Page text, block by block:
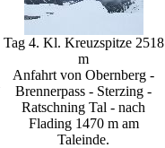
Tag 4. Kl. Kreuzspitze 2518
m
Anfahrt von Obernberg -
Brennerpass - Sterzing -
Ratschning Tal - nach
Flading 1470 m am
Taleinde.